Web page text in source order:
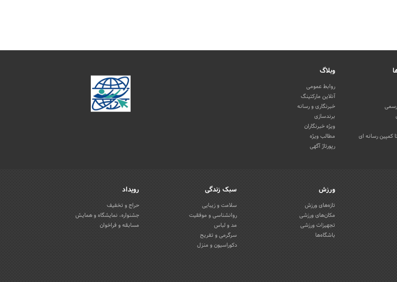
رسمی
کمپین رسانه ای
وبلاگ
روابط عمومی
آنلاین مارکتینگ
خبرنگاری و رسانه
برندسازی
ویژه خبرنگاران
مطالب ویژه
رپورتاژ آگهی
ورزش
تازه‌های ورزش
مکان‌های ورزشی
تجهیزات ورزشی
باشگاه‌ها
سبک زندگی
سلامت و زیبایی
روانشناسی و موفقیت
مد و لباس
سرگرمی و تفریح
دکوراسیون و منزل
رویداد
حراج و تخفیف
جشنواره، نمایشگاه و همایش
مسابقه و فراخوان